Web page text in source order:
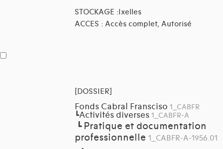
STOCKAGE :Ixelles
ACCES : Accès complet, Autorisé
[DOSSIER]
Fonds Cabral Fransciso 1_CABFR
┗Activités diverses 1_CABFR-A
┗ Pratique et documentation
professionnelle 1_CABFR-A-1956.01